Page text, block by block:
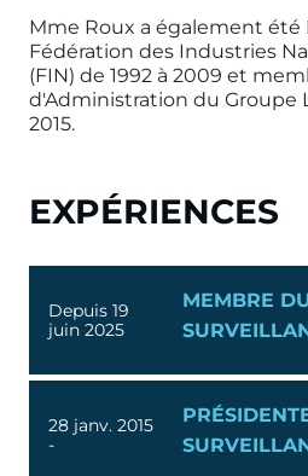
Mme Roux a également été
Fédération des Industries
(FIN) de 1992 à 2009 et
d'Administration du Groupe
2015.
EXPÉRIENCES
MEMBRE
Depuis 19
juin 2025
28 janv. 2015
-